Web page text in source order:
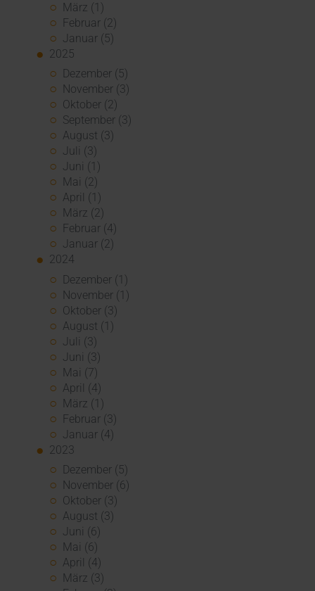
März (1)
Februar (2)
Januar (5)
2025
Dezember (5)
November (3)
Oktober (2)
September (3)
August (3)
Juli (3)
Juni (1)
Mai (2)
April (1)
März (2)
Februar (4)
Januar (2)
2024
Dezember (1)
November (1)
Oktober (3)
August (1)
Juli (3)
Juni (3)
Mai (7)
April (4)
März (1)
Februar (3)
Januar (4)
2023
Dezember (5)
November (6)
Oktober (3)
August (3)
Juni (6)
Mai (6)
April (4)
März (3)